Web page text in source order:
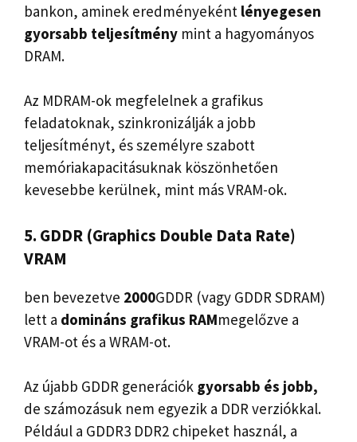
bankon, aminek eredményeként lényegesen
gyorsabb teljesítmény mint a hagyományos
DRAM.
Az MDRAM-ok megfelelnek a grafikus
feladatoknak, szinkronizálják a jobb
teljesítményt, és személyre szabott
memóriakapacitásuknak köszönhetően
kevesebbe kerülnek, mint más VRAM-ok.
5. GDDR (Graphics Double Data Rate)
VRAM
ben bevezetve 2000GDDR (vagy GDDR SDRAM)
lett a domináns grafikus RAMmegelőzve a
VRAM-ot és a WRAM-ot.
Az újabb GDDR generációk gyorsabb és jobb,
de számozásuk nem egyezik a DDR verziókkal.
Például a GDDR3 DDR2 chipeket használ, a